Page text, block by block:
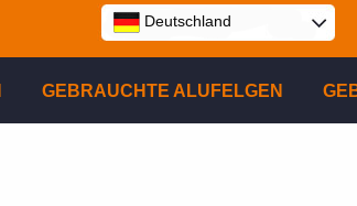
Deutschland
GEBRAUCHTE ALUFELGEN